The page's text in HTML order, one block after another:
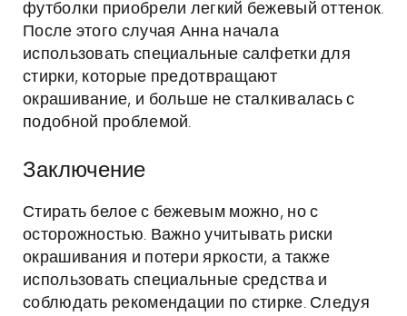
футболки приобрели легкий бежевый оттенок.
После этого случая Анна начала
использовать специальные салфетки для
стирки, которые предотвращают
окрашивание, и больше не сталкивалась с
подобной проблемой.
Заключение
Стирать белое с бежевым можно, но с
осторожностью. Важно учитывать риски
окрашивания и потери яркости, а также
использовать специальные средства и
соблюдать рекомендации по стирке. Следуя